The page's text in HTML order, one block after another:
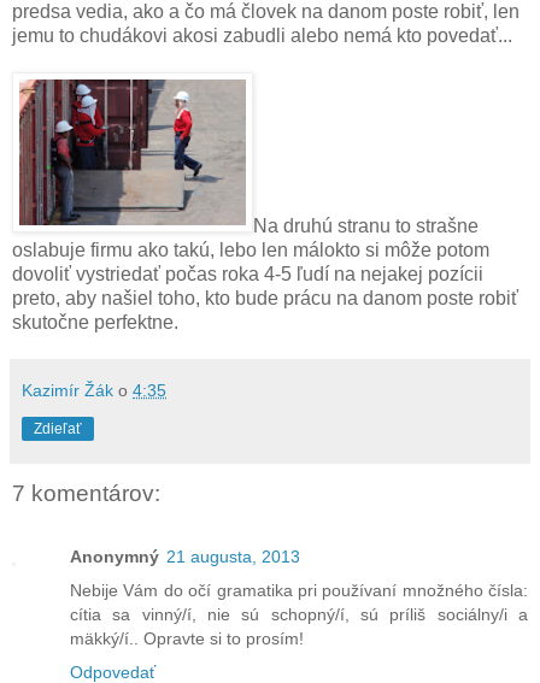
predsa vedia, ako a čo má človek na danom poste robiť, len
jemu to chudákovi akosi zabudli alebo nemá kto povedať...
Na druhú stranu to strašne
oslabuje firmu ako takú, lebo len málokto si môže potom
dovoliť vystriedať počas roka 4-5 ľudí na nejakej pozícii
preto, aby našiel toho, kto bude prácu na danom poste robiť
skutočne perfektne.
Kazimír Žák o 4:35
Zdieľať
7 komentárov:
Anonymný 21 augusta, 2013
Nebije Vám do očí gramatika pri používaní množného čísla:
cítia sa vinný/í, nie sú schopný/í, sú príliš sociálny/i a
mäkký/í.. Opravte si to prosím!
Odpovedať